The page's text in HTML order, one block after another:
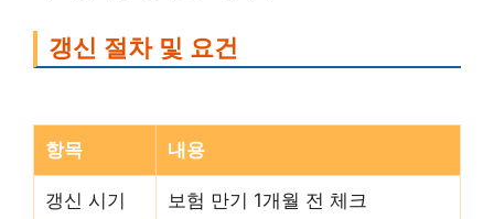
갱신 절차 및 요건
항목 내용
갱신 시기 보험 만기 1개월 전 체크